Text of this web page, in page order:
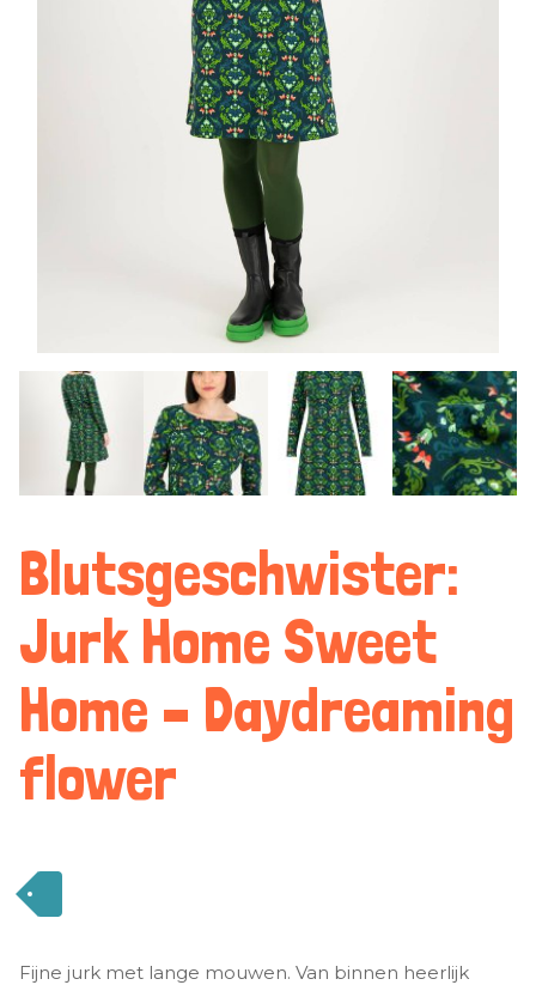
Blutsgeschwister:
Jurk Home Sweet
Home – Daydreaming
flower
Fijne jurk met lange mouwen. Van binnen heerlijk